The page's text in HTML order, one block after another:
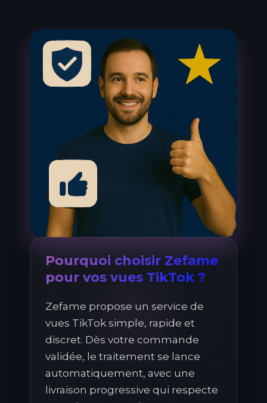
Pourquoi choisir Zefame
pour vos vues TikTok ?
Zefame propose un service de
vues TikTok simple, rapide et
discret. Dès votre commande
validée, le traitement se lance
automatiquement, avec une
livraison progressive qui respecte